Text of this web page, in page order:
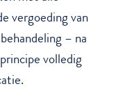
vergoeding van
– na
volledig